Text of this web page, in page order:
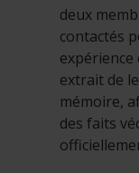
deux
contactés
extrait de
mémoire,
des faits